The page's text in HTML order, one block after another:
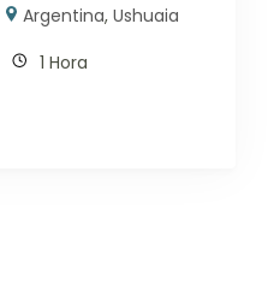
Argentina, Ushuaia
1 Hora